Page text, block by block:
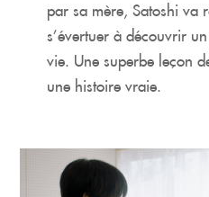
par sa mère, Satoshi va
s’évertuer à découvrir
vie. Une superbe leçon
une histoire vraie.